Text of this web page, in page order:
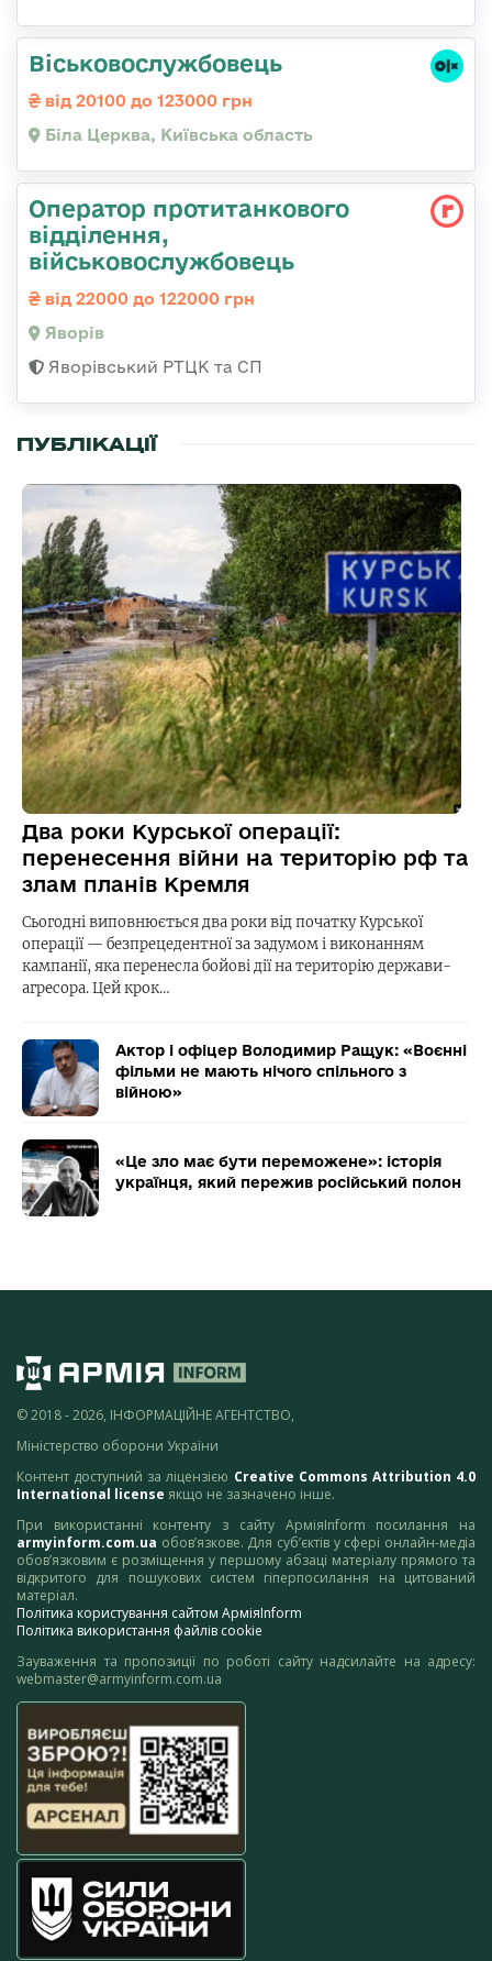
Віськовослужбовець
від 20100 до 123000 грн
Біла Церква, Київська область
Оператор протитанкового
відділення,
військовослужбовець
від 22000 до 122000 грн
Яворів
Яворівський РТЦК та СП
ПУБЛІКАЦІЇ
Два роки Курської операції:
перенесення війни на територію рф та
злам планів Кремля
Сьогодні виповнюється два роки від початку Курської
операції — безпрецедентної за задумом і виконанням
кампанії, яка перенесла бойові дії на територію держави-
агресора. Цей крок…
Актор і офіцер Володимир Ращук: «Воєнні
фільми не мають нічого спільного з
війною»
«Це зло має бути переможене»: історія
українця, який пережив російський полон
© 2018 - 2026, ІНФОРМАЦІЙНЕ АГЕНТСТВО,
Міністерство оборони України
Контент доступний за ліцензією Creative Commons Attribution 4.0
International license якщо не зазначено інше.
При використанні контенту з сайту АрміяInform посилання на
armyinform.com.ua обов’язкове. Для суб’єктів у сфері онлайн-медіа
обов’язковим є розміщення у першому абзаці матеріалу прямого та
відкритого для пошукових систем гіперпосилання на цитований
матеріал.
Політика користування сайтом АрміяInform
Політика використання файлів cookie
Зауваження та пропозиції по роботі сайту надсилайте на адресу:
webmaster@armyinform.com.ua